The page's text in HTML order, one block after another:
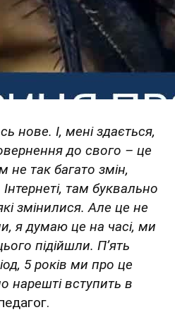
нове. І, мені здається,
до свого – це
не так багато змін,
там буквально
змінилися. Але це не
я думаю це на часі, ми
підійшли. Пʼять
5 років ми про це
нарешті вступить в